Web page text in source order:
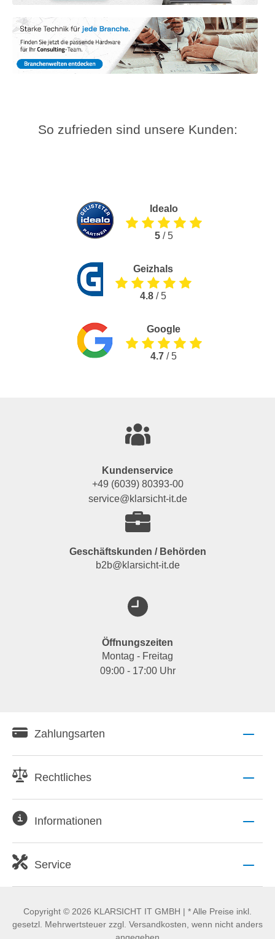
So zufrieden sind unsere Kunden:
Idealo
5/ 5
Geizhals
4.8 / 5
Google
4.7 / 5
Kundenservice
+49 (6039) 80393-00
service@klarsicht-it.de
Geschäftskunden / Behörden
b2b@klarsicht-it.de
Öffnungszeiten
Montag - Freitag
09:00 - 17:00 Uhr
Zahlungsarten
Rechtliches
Informationen
Service
Copyright © 2026 KLARSICHT IT GMBH | * Alle Preise inkl.
gesetzl. Mehrwertsteuer zzgl. Versandkosten, wenn nicht anders